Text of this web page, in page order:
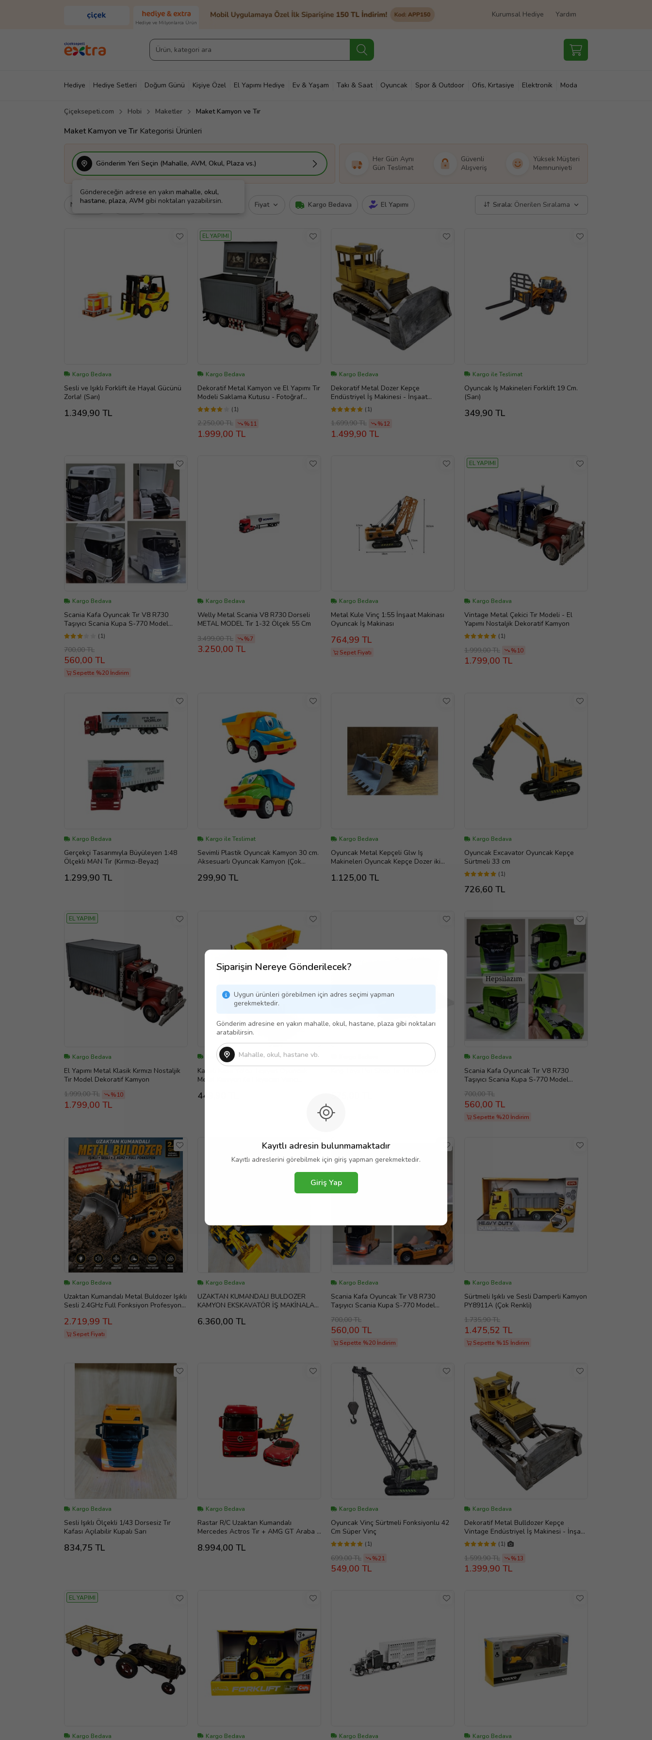
Hediye ve Milyonlarca Ürün
Kurumsal Hediye Yardım
Hediye Hediye Setleri Doğum Günü Kişiye Özel El Yapımı Hediye Ev & Yaşam Takı & Saat Oyuncak Spor & Outdoor Ofis, Kırtasiye Elektronik Moda
Diğer Ayakkabı & Çanta Parfüm Yapı Market & Bahçe Petshop
Çiçeksepeti.com Hobi Maketler Maket Kamyon ve Tır
Maket Kamyon ve Tır Kategorisi Ürünleri
Gönderim Yeri Seçin (Mahalle, AVM, Okul, Plaza vs.)
Göndereceğin adrese en yakın mahalle, okul,
hastane, plaza, AVM gibi noktaları yazabilirsin.
Siparişin Nereye Gönderilecek?
Uygun ürünleri görebilmen için adres seçimi yapman
gerekmektedir.
Gönderim adresine en yakın mahalle, okul, hastane, plaza gibi noktaları
aratabilirsin.
Kayıtlı adresin bulunmamaktadır
Kayıtlı adreslerini görebilmek için giriş yapman gerekmektedir.
Giriş Yap
Her Gün Aynı
Gün Teslimat
Güvenli
Alışveriş
Yüksek Müşteri
Memnuniyeti
Ne İçin Kime Cinsiyet Marka Fiyat Kargo Bedava El Yapımı Sırala: Önerilen Sıralama
Kargo Bedava
Sesli ve Işıklı Forklift ile Hayal Gücünü
Zorla! (Sarı)
1.349,90 TL
EL YAPIMI
Kargo Bedava
Dekoratif Metal Kamyon ve El Yapımı Tır
Modeli Saklama Kutusu - Fotoğraf
Çerçeveli
(1)
2.250,00 TL %11
1.999,00 TL
Kargo Bedava
Dekoratif Metal Dozer Kepçe
Endüstriyel İş Makinesi - İnşaat
Mühendis Hediyesi
(1)
1.699,90 TL %12
1.499,90 TL
Kargo ile Teslimat
Oyuncak Iş Makineleri Forklift 19 Cm.
(Sarı)
349,90 TL
Kargo Bedava
Scania Kafa Oyuncak Tır V8 R730
Taşıyıcı Scania Kupa S-770 Model
Diecast 12 Cm Maket Koleksiyon
(1)
700,00 TL
560,00 TL
Sepette %20 İndirim
Kargo Bedava
Welly Metal Scania V8 R730 Dorseli
METAL MODEL Tır 1-32 Ölçek 55 Cm
3.499,00 TL
%7
3.250,00 TL
Kargo Bedava
Metal Kule Vinç 1:55 İnşaat Makinası
Oyuncak İş Makinası
764,99 TL
Sepet Fiyatı
EL YAPIMI
Kargo Bedava
Vintage Metal Çekici Tır Modeli - El
Yapımı Nostaljik Dekoratif Kamyon
(1)
1.999,00 TL %10
1.799,00 TL
Kargo Bedava
Gerçekçi Tasarımıyla Büyüleyen 1:48
Ölçekli MAN Tır (Kırmızı-Beyaz)
1.299,90 TL
Kargo ile Teslimat
Sevimli Plastik Oyuncak Kamyon 30 cm.
Aksesuarlı Oyuncak Kamyon (Çok
299,90 TL
Kargo Bedava
Oyuncak Metal Kepçeli Glw Iş
Makineleri Oyuncak Kepçe Dozer iki
1.125,00 TL
Kargo Bedava
Oyuncak Excavator Oyuncak Kepçe
Sürtmeli 33 cm
(1)
726,60 TL
EL YAPIMI
Kargo Bedava
El Yapımı Metal Klasik Kırmızı Nostaljik
Tır Model Dekoratif Kamyon
1.999,00 TL
%10
1.799,00 TL
Kargo Bedava
Kapalı Kasa Yolcu Taşıyan Oyuncak
Metal Kamyon ile Heyecan Verici
449,90 TL
Kargo Bedava
Scania Kafa Oyuncak Tır V8 R730
Taşıyıcı Scania Kupa S-770 Model
700,00 TL
560,00 TL
Sepette %20 İndirim
Kargo Bedava
Uzaktan Kumandalı Metal Buldozer Işıklı
Sesli 2.4GHz Full Fonksiyon Profesyonel
2.719,99 TL
Sepet Fiyatı
Kargo Bedava
UZAKTAN KUMANDALI BULDOZER
KAMYON EKSKAVATÖR İŞ MAKİNALARI
6.360,00 TL
Kargo Bedava
Scania Kafa Oyuncak Tır V8 R730
Taşıyıcı Scania Kupa S-770 Model
700,00 TL
560,00 TL
Sepette %20 İndirim
Kargo Bedava
Sürtmeli Işıklı ve Sesli Damperli Kamyon
PY8911A (Çok Renkli)
1.735,90 TL
1.475,52 TL
Sepette %15 İndirim
Kargo Bedava
Sesli Işıklı Ölçekli 1/43 Dorsesiz Tır
Kafası Açılabilir Kupalı Sarı
834,75 TL
Kargo Bedava
Rastar R/C Uzaktan Kumandalı
Mercedes Actros Tır + AMG GT Araba -
8.994,00 TL
Kargo Bedava
Oyuncak Vinç Sürtmeli Fonksiyonlu 42
Cm Süper Vinç
(1)
699,00 TL %21
549,00 TL
Kargo Bedava
Dekoratif Metal Bulldozer Kepçe
Vintage Endüstriyel İş Makinesi - İnşaat
İş Makinesi Hediyesi
(1)
1.599,90 TL %13
1.399,90 TL
EL YAPIMI
Kargo Bedava Kargo Bedava Kargo Bedava Kargo Bedava